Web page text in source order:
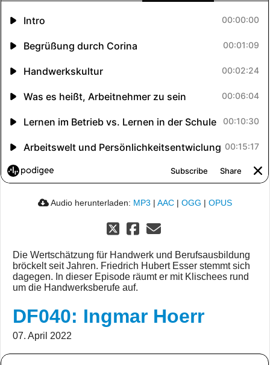
Audio herunterladen: MP3 | AAC | OGG | OPUS
Die Wertschätzung für Handwerk und Berufsausbildung
bröckelt seit Jahren. Friedrich Hubert Esser stemmt sich
dagegen. In dieser Episode räumt er mit Klischees rund
um die Handwerksberufe auf.
DF040: Ingmar Hoerr
07. April 2022